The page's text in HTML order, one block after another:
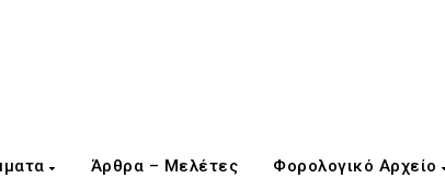
Άρθρα – Μελέτες Φορολογικό Αρχείο